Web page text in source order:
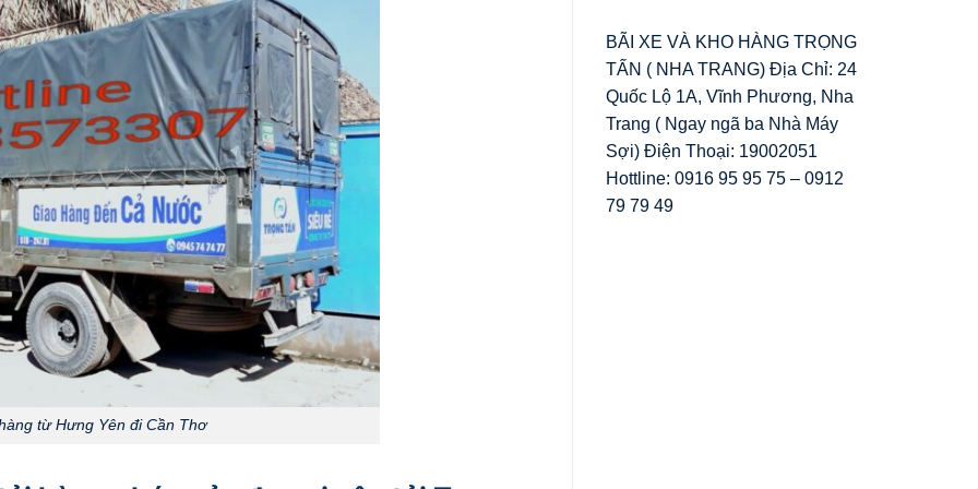
từ Hưng Yên đi Cần Thơ
BÃI XE VÀ KHO HÀNG TRỌNG
TẤN ( NHA TRANG) Địa Chỉ: 24
Quốc Lộ 1A, Vĩnh Phương, Nha
Trang ( Ngay ngã ba Nhà Máy
Sợi) Điện Thoại: 19002051
Hottline: 0916 95 95 75 – 0912
79 79 49